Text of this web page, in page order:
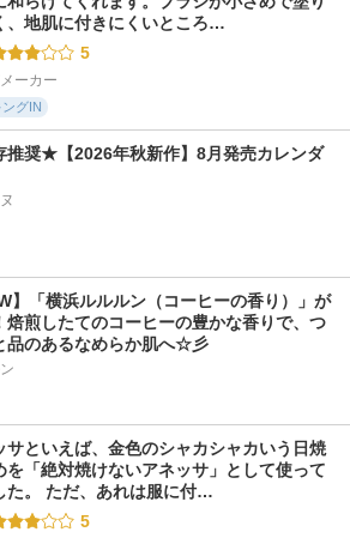
、地肌に付きにくいところ…
5
ーカー
グIN
奨★【2026年秋新作】8月発売カレンダ
】「横浜ルルルン（コーヒーの香り）」が
焙煎したてのコーヒーの豊かな香りで、つ
品のあるなめらか肌へ☆彡
サといえば、金色のシャカシャカいう日焼
を「絶対焼けないアネッサ」として使って
た。 ただ、あれは服に付…
5